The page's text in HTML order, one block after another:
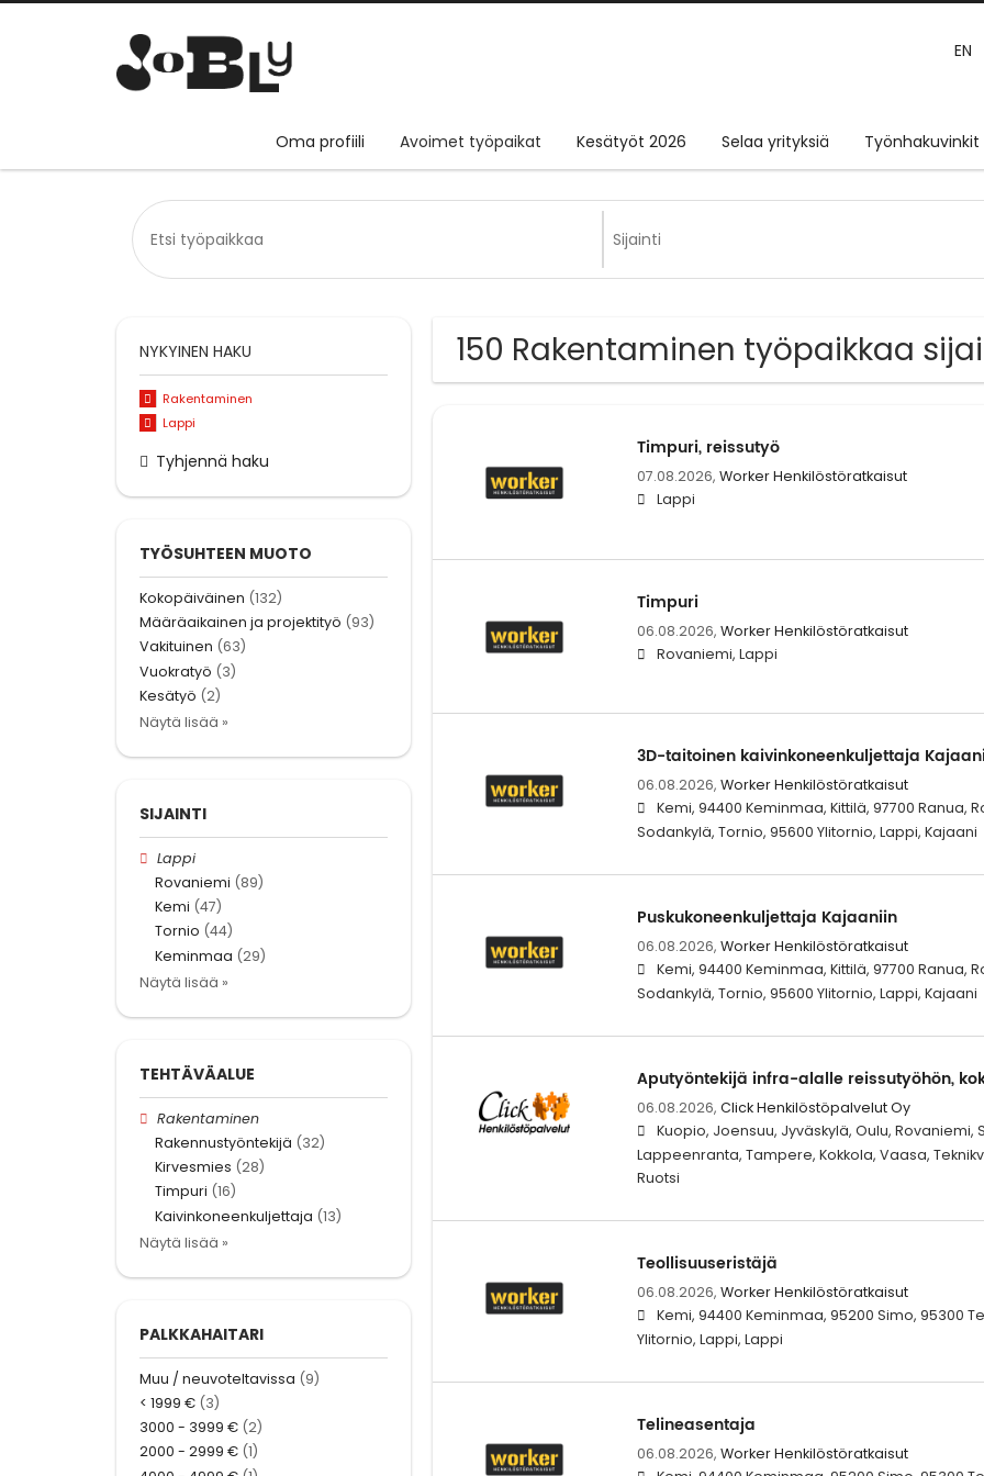
EN
Oma profiili Avoimet työpaikat Kesätyöt 2026 Selaa yrityksiä Työnhakuvinkit
150 Rakentaminen työpaikkaa
Timpuri, reissutyö
07.08.2026, Worker Henkilöstöratkaisut
Lappi
Timpuri
06.08.2026, Worker Henkilöstöratkaisut
Rovaniemi, Lappi
3D-taitoinen kaivinkoneenkuljettaja
06.08.2026, Worker Henkilöstöratkaisut
Kemi, 94400 Keminmaa, Kittilä, 97700 Ranua,
Sodankylä, Tornio, 95600 Ylitornio, Lappi, Kajaani
Puskukoneenkuljettaja Kajaaniin
06.08.2026, Worker Henkilöstöratkaisut
Kemi, 94400 Keminmaa, Kittilä, 97700 Ranua,
Sodankylä, Tornio, 95600 Ylitornio, Lappi, Kajaani
Aputyöntekijä infra-alalle reissutyöhön,
06.08.2026, Click Henkilöstöpalvelut Oy
Kuopio, Joensuu, Jyväskylä, Oulu, Rovaniemi,
Lappeenranta, Tampere, Kokkola, Vaasa,
Ruotsi
Teollisuuseristäjä
06.08.2026, Worker Henkilöstöratkaisut
Kemi, 94400 Keminmaa, 95200 Simo, 95300
Ylitornio, Lappi, Lappi
Telineasentaja
06.08.2026, Worker Henkilöstöratkaisut
NYKYINEN HAKU
Rakentaminen
Lappi
Tyhjennä haku
TYÖSUHTEEN MUOTO
Kokopäiväinen (132)
Määräaikainen ja projektityö (93)
Vakituinen (63)
Vuokratyö (3)
Kesätyö (2)
Näytä lisää »
SIJAINTI
Lappi
Rovaniemi (89)
Kemi (47)
Tornio (44)
Keminmaa (29)
Näytä lisää »
TEHTÄVÄALUE
Rakentaminen
Rakennustyöntekijä (32)
Kirvesmies (28)
Timpuri (16)
Kaivinkoneenkuljettaja (13)
Näytä lisää »
PALKKAHAITARI
Muu / neuvoteltavissa (9)
< 1999 € (3)
3000 - 3999 € (2)
2000 - 2999 € (1)